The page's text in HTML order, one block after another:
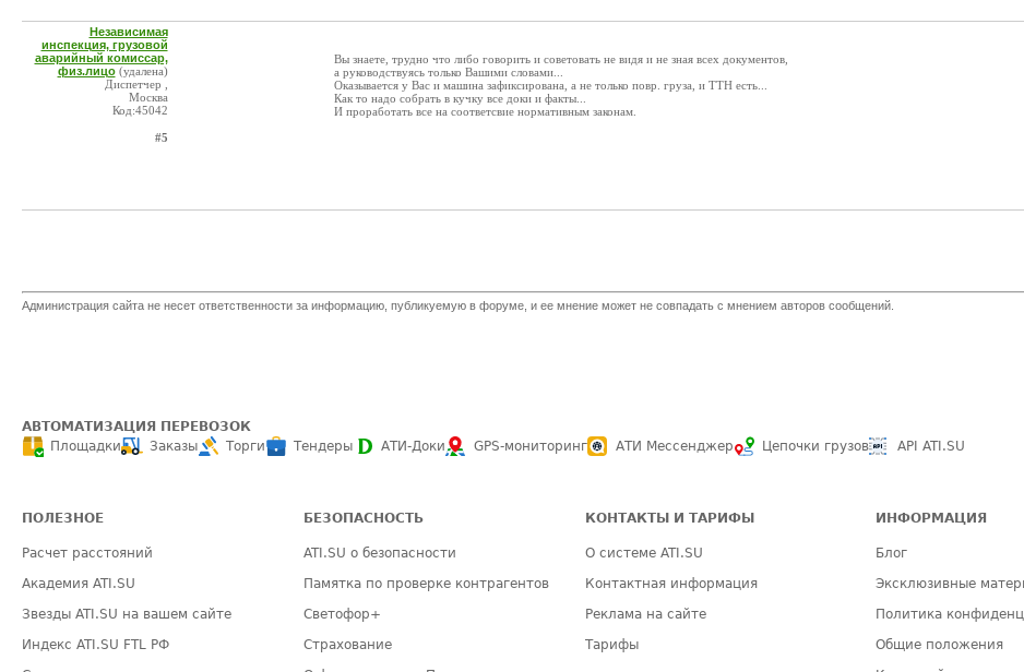
Независимая
инспекция, грузовой
аварийный комиссар,
физ.лицо (удалена)
Диспетчер ,
Москва
Код:45042
#5
Вы знаете, трудно что либо говорить и советовать не видя и не зная всех документов,
а руководствуясь только Вашими словами...
Оказывается у Вас и машина зафиксирована, а не только повр. груза, и ТТН есть...
Как то надо собрать в кучку все доки и факты...
И проработать все на соответсвие нормативным законам.
Администрация сайта не несет ответственности за информацию, публикуемую в форуме, и ее мнение может не совпадать с мнением авторов сообщений.
АВТОМАТИЗАЦИЯ ПЕРЕВОЗОК
Площадки
Заказы Торги Тендеры АТИ-Доки GPS-мониторинг АТИ Мессенджер Цепочки грузов API ATI.SU
ПОЛЕЗНОЕ
Расчет расстояний
Академия ATI.SU
Звезды ATI.SU на вашем сайте
Индекс ATI.SU FTL РФ
БЕЗОПАСНОСТЬ
ATI.SU о безопасности
Памятка по проверке контрагентов
Светофор+
Страхование
КОНТАКТЫ И ТАРИФЫ
О системе ATI.SU
Контактная информация
Реклама на сайте
Тарифы
ИНФОРМАЦИЯ
Блог
Эксклюзивные
Политика
Общие положения